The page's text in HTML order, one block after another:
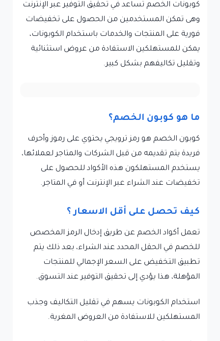
كوبونات الخصم تساعد في تحقيق التوفير عبر الإنترنت
وهى تمكن المستخدمين من الحصول على تخفيضات
فورية على المنتجات والخدمات باستخدام الكوبونات،
يمكن للمستهلكين الاستفادة من عروض استثنائية
وتقليل تكاليفهم بشكل كبير.
ما هو كوبون الخصم؟
كوبون الخصم هو رمز ترويجي يحتوي على رموز وأحرف
فريدة يتم تقديمه من قبل الشركات والمتاجر لعملائها،
يستخدم المستهلكون هذه الأكواد للحصول على
تخفيضات عند الشراء عبر الإنترنت أو في المتاجر.
كيف تحصل على أقل الاسعار ؟
تعمل أكواد الخصم عن طريق إدخال الرمز المخصص
للخصم في الحقل المحدد عند الشراء، بعد ذلك يتم
تطبيق التخفيض على السعر الإجمالي للمنتجات
المؤهلة، هذا يؤدي إلى تحقيق التوفير عند التسوق.
استخدام الكوبونات يسهم في تقليل التكاليف وجذب
المستهلكين للاستفادة من العروض المغرية.